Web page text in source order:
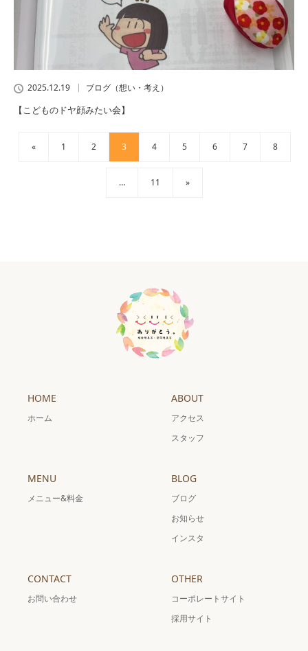
2025.12.19 ブログ（想い・考え）
【こどものドヤ顔みたい会】
« 1 2 3 4 5 6 7 8
… 11 »
HOME
ホーム
ABOUT
アクセス
スタッフ
MENU
メニュー&料金
BLOG
ブログ
お知らせ
インスタ
CONTACT
お問い合わせ
OTHER
コーポレートサイト
採用サイト